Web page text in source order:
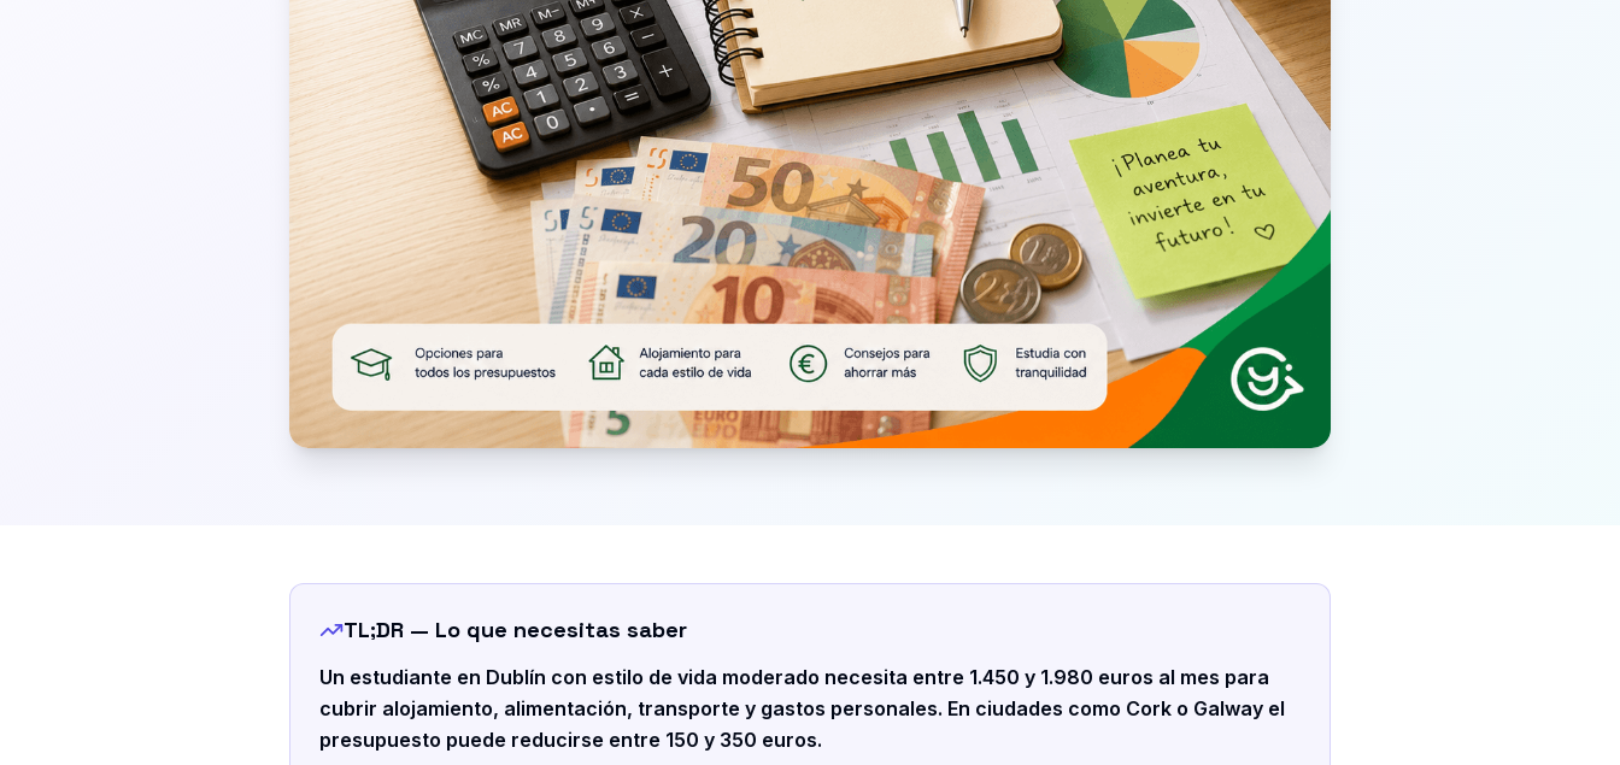
TL;DR — Lo que necesitas saber
Un estudiante en Dublín con estilo de vida moderado necesita entre 1.450 y 1.980 euros al mes para
cubrir alojamiento, alimentación, transporte y gastos personales. En ciudades como Cork o Galway el
presupuesto puede reducirse entre 150 y 350 euros.